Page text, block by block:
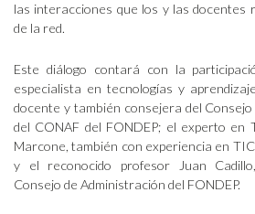
las interacciones que los y las docentes
de la red.
Este diálogo contará con la
especialista en tecnologías y
docente y también consejera del
del CONAF del FONDEP; el experto en
Marcone, también con experiencia en
y el reconocido profesor Juan
Consejo de Administración del FONDEP.